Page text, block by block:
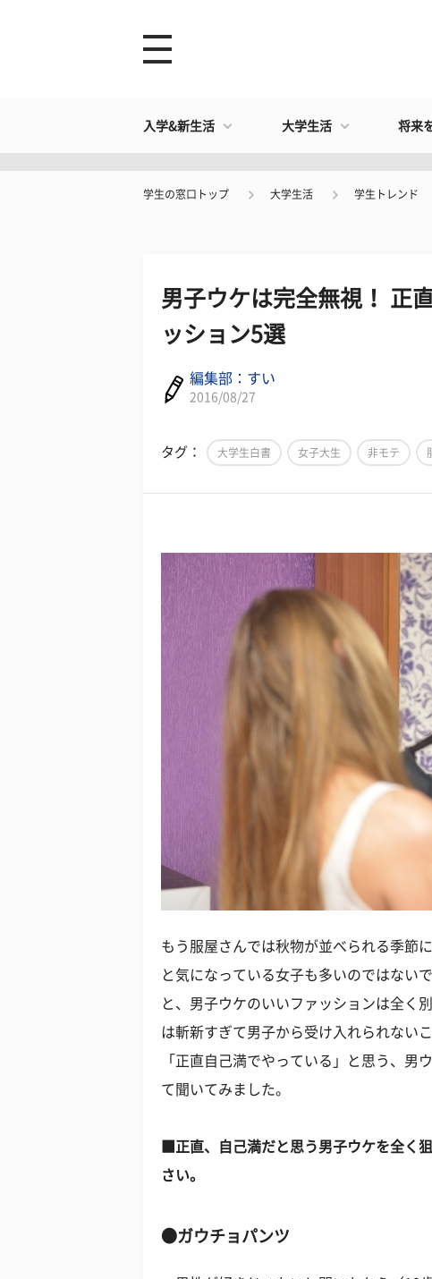
入学&新生活 大学生活 将来
学生の窓口トップ 大学生活 学生トレンド
男子ウケは完全無視！ 正
ッション5選
編集部：すい
2016/08/27
タグ： 大学生白書 女子大生 非モテ
もう服屋さんでは秋物が並べられる季節
と気になっている女子も多いのではない
と、男子ウケのいいファッションは全
は斬新すぎて男子から受け入れられない
「正直自己満でやっている」と思う、男
て聞いてみました。
■正直、自己満だと思う男子ウケを全く
さい。
●ガウチョパンツ